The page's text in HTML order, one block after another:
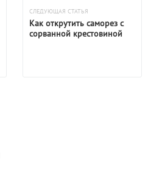
СЛЕДУЮЩАЯ СТАТЬЯ
Как открутить саморез с
сорванной крестовиной